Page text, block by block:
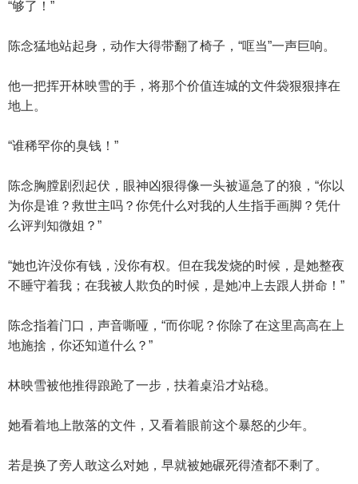
“够了！”
陈念猛地站起身，动作大得带翻了椅子，“哐当”一声巨响。
他一把挥开林映雪的手，将那个价值连城的文件袋狠狠摔在
地上。
“谁稀罕你的臭钱！”
陈念胸膛剧烈起伏，眼神凶狠得像一头被逼急了的狼，“你以
为你是谁？救世主吗？你凭什么对我的人生指手画脚？凭什
么评判知微姐？”
“她也许没你有钱，没你有权。但在我发烧的时候，是她整夜
不睡守着我；在我被人欺负的时候，是她冲上去跟人拼命！”
陈念指着门口，声音嘶哑，“而你呢？你除了在这里高高在上
地施捨，你还知道什么？”
林映雪被他推得踉跄了一步，扶着桌沿才站稳。
她看着地上散落的文件，又看着眼前这个暴怒的少年。
若是换了旁人敢这么对她，早就被她碾死得渣都不剩了。